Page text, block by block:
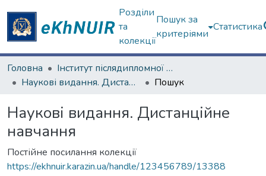
Розділи
та
колекції
Пошук за
критеріями
Статистика
Головна
Інститут післядипломної освіти та заочного (дистанційного) навчання
Наукові видання. Дистанційне навчання
Пошук
Наукові видання. Дистанційне
навчання
Постійне посилання колекції
https://ekhnuir.karazin.ua/handle/123456789/13388